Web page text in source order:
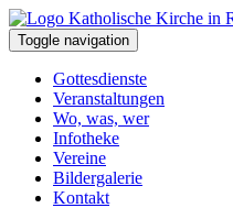
Toggle navigation
Gottesdienste
Veranstaltungen
Wo, was, wer
Infotheke
Vereine
Bildergalerie
Kontakt